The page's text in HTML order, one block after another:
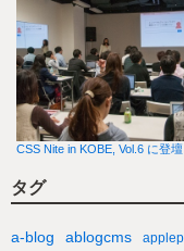
CSS Nite in KOBE, Vol.6 に登壇
タグ
a-blog ablogcms